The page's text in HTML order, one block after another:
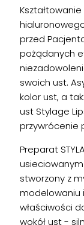
przed
pożądanych
swoich ust.
kolor ust, a
ust Stylage
przywrócenie
Preparat
stworzony z
modelowaniu
właściwości
wokół ust -